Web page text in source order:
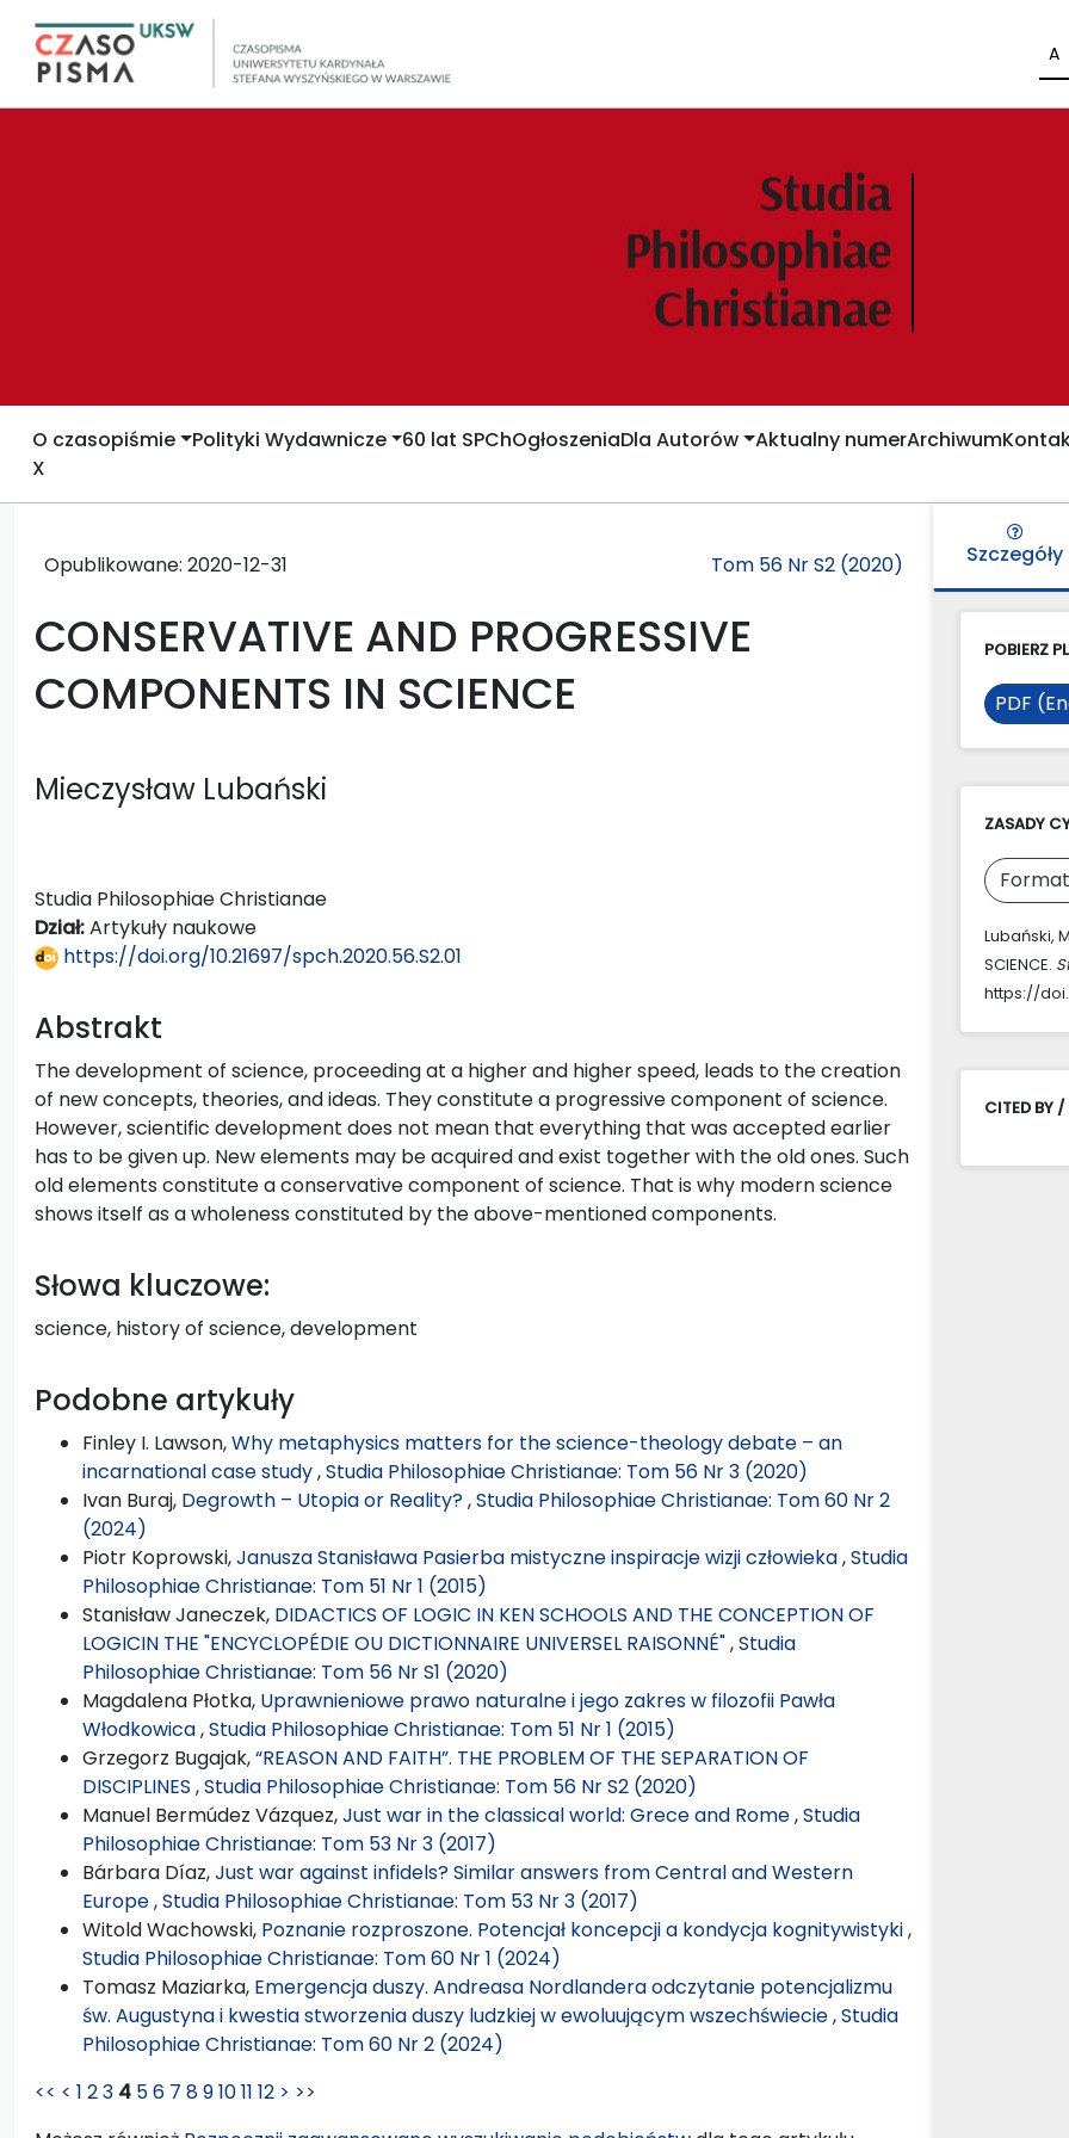
A
O czasopiśmie Polityki Wydawnicze 60 lat SPChOgłoszeniaDla Autorów Aktualny numerArchiwum
X
Opublikowane: 2020-12-31 Tom 56 Nr S2 (2020)
CONSERVATIVE AND PROGRESSIVE
COMPONENTS IN SCIENCE
Mieczysław Lubański
Studia Philosophiae Christianae
Dział:Artykuły naukowe
https://doi.org/10.21697/spch.2020.56.S2.01
Abstrakt
The development of science, proceeding at a higher and higher speed, leads to the creation
of new concepts, theories, and ideas. They constitute a progressive component of science.
However, scientific development does not mean that everything that was accepted earlier
has to be given up. New elements may be acquired and exist together with the old ones. Such
old elements constitute a conservative component of science. That is why modern science
shows itself as a wholeness constituted by the above-mentioned components.
Słowa kluczowe:
science, history of science, development
Podobne artykuły
Finley I. Lawson,Why metaphysics matters for the science-theology debate – an
incarnational case study,Studia Philosophiae Christianae: Tom 56 Nr 3 (2020)
Ivan Buraj, Degrowth – Utopia or Reality?,Studia Philosophiae Christianae: Tom 60 Nr 2
(2024)
Piotr Koprowski,Janusza Stanisława Pasierba mistyczne inspiracje wizji człowieka,Studia
Philosophiae Christianae: Tom 51 Nr 1 (2015)
Stanisław Janeczek, DIDACTICS OF LOGIC IN KEN SCHOOLS AND THE CONCEPTION OF
LOGICIN THE "ENCYCLOPÉDIE OU DICTIONNAIRE UNIVERSEL RAISONNÉ",Studia
Philosophiae Christianae: Tom 56 Nr S1 (2020)
Magdalena Płotka, Uprawnieniowe prawo naturalne i jego zakres w filozofii Pawła
Włodkowica,Studia Philosophiae Christianae: Tom 51 Nr 1 (2015)
Grzegorz Bugajak,“REASON AND FAITH”. THE PROBLEM OF THE SEPARATION OF
DISCIPLINES ,Studia Philosophiae Christianae: Tom 56 Nr S2 (2020)
Manuel Bermúdez Vázquez,Just war in the classical world: Grece and Rome,Studia
Philosophiae Christianae: Tom 53 Nr 3 (2017)
Bárbara Díaz,Just war against infidels? Similar answers from Central and Western
Europe,Studia Philosophiae Christianae: Tom 53 Nr 3 (2017)
Witold Wachowski, Poznanie rozproszone. Potencjał koncepcji a kondycja kognitywistyki,
Studia Philosophiae Christianae: Tom 60 Nr 1 (2024)
Tomasz Maziarka, Emergencja duszy. Andreasa Nordlandera odczytanie potencjalizmu
św. Augustyna i kwestia stworzenia duszy ludzkiej w ewoluującym wszechświecie,Studia
Philosophiae Christianae: Tom 60 Nr 2 (2024)
<< < 1 23 4 56 7 891011 12 > >>
Szczegóły
POBIERZ
PDF
ZASADY
Lubański,
SCIENCE.
https://
CITED BY /